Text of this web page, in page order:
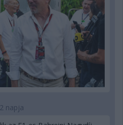
2 napja